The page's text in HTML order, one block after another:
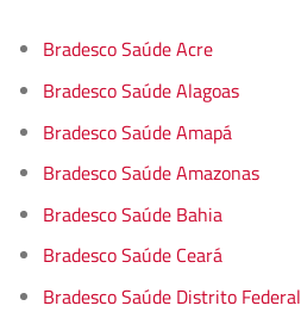
Bradesco Saúde Acre
Bradesco Saúde Alagoas
Bradesco Saúde Amapá
Bradesco Saúde Amazonas
Bradesco Saúde Bahia
Bradesco Saúde Ceará
Bradesco Saúde Distrito Federal